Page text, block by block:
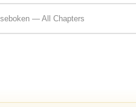
— All Chapters